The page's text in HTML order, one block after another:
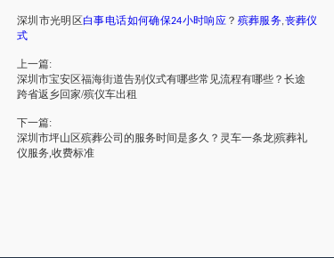
深圳市光明区白事电话如何确保24小时响应 ？ 殡葬服务,丧葬仪
式
上一篇:
深圳市宝安区福海街道告别仪式有哪些常见流程有哪些？长途
跨省返乡回家/殡仪车出租
下一篇:
深圳市坪山区殡葬公司的服务时间是多久？灵车一条龙|殡葬礼
仪服务,收费标准